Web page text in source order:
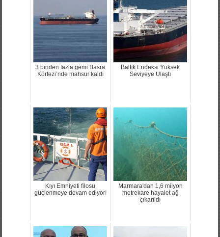
3 binden fazla gemi Basra
Körfezi’nde mahsur kaldı
Baltık Endeksi Yüksek
Seviyeye Ulaştı
Kıyı Emniyeti filosu
güçlenmeye devam ediyor!
Marmara'dan 1,6 milyon
metrekare hayalet ağ
çıkarıldı